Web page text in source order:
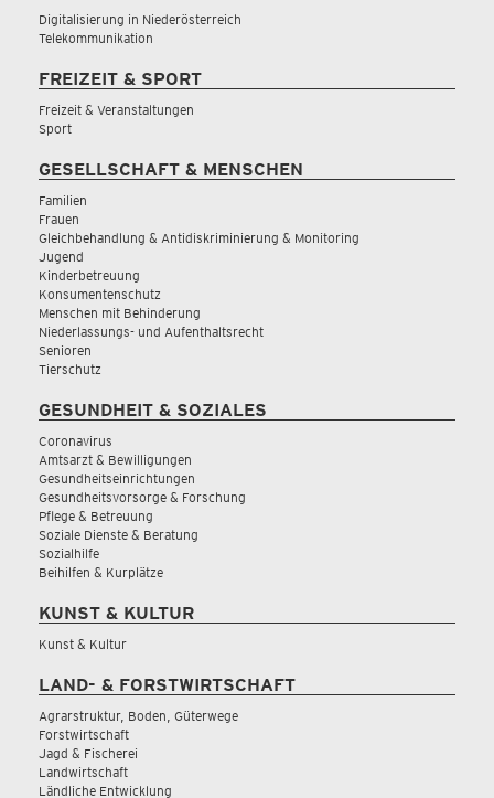
Digitalisierung in Niederösterreich
Telekommunikation
FREIZEIT & SPORT
Freizeit & Veranstaltungen
Sport
GESELLSCHAFT & MENSCHEN
Familien
Frauen
Gleichbehandlung & Antidiskriminierung & Monitoring
Jugend
Kinderbetreuung
Konsumentenschutz
Menschen mit Behinderung
Niederlassungs- und Aufenthaltsrecht
Senioren
Tierschutz
GESUNDHEIT & SOZIALES
Coronavirus
Amtsarzt & Bewilligungen
Gesundheitseinrichtungen
Gesundheitsvorsorge & Forschung
Pflege & Betreuung
Soziale Dienste & Beratung
Sozialhilfe
Beihilfen & Kurplätze
KUNST & KULTUR
Kunst & Kultur
LAND- & FORSTWIRTSCHAFT
Agrarstruktur, Boden, Güterwege
Forstwirtschaft
Jagd & Fischerei
Landwirtschaft
Ländliche Entwicklung